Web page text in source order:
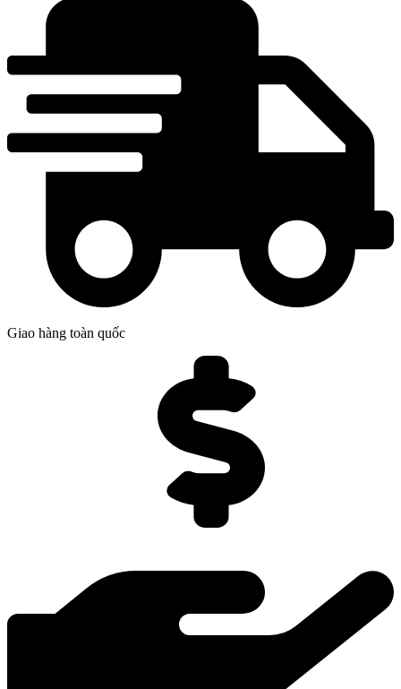
Giao hàng toàn quốc